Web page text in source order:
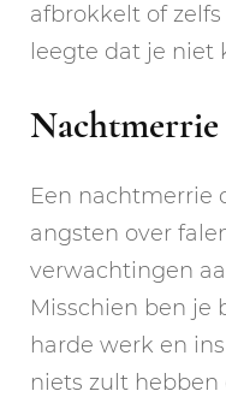
afbrokkelt of
leegte dat je niet
Nachtmerrie
Een nachtmerrie
angsten over
verwachtingen
Misschien ben je
harde werk en
niets zult